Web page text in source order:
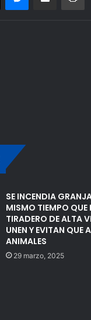
SE INCENDIA
MISMO TIEMPO QUE
TIRADERO DE ALTA
UNEN Y EVITAN QUE
ANIMALES
29 marzo, 2025